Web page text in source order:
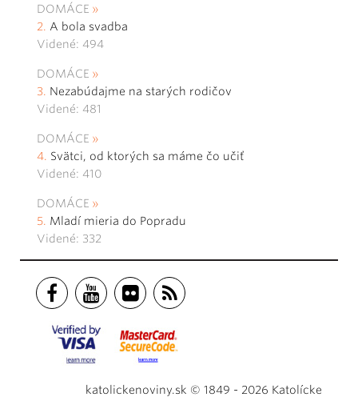
DOMÁCE
A bola svadba
Videné: 494
DOMÁCE
Nezabúdajme na starých rodičov
Videné: 481
DOMÁCE
Svätci, od ktorých sa máme čo učiť
Videné: 410
DOMÁCE
Mladí mieria do Popradu
Videné: 332
katolickenoviny.sk © 1849 - 2026 Katolícke